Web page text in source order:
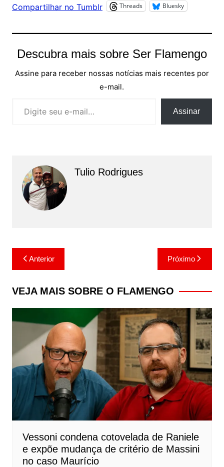
Compartilhar no Tumblr Threads Bluesky
Descubra mais sobre Ser Flamengo
Assine para receber nossas notícias mais recentes por
e-mail.
Assinar
Tulio Rodrigues
Navegação
de
Post
Anterior Próximo
VEJA MAIS SOBRE O FLAMENGO
Vessoni condena cotovelada de Raniele
e expõe mudança de critério de Massini
no caso Maurício